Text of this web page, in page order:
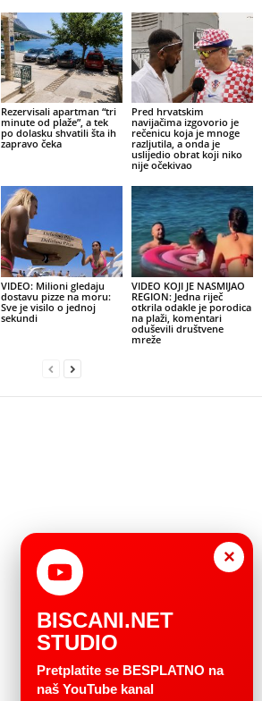
Rezervisali apartman “tri
minute od plaže”, a tek
po dolasku shvatili šta ih
zapravo čeka
Pred hrvatskim
navijačima izgovorio je
rečenicu koja je mnoge
razljutila, a onda je
uslijedio obrat koji niko
nije očekivao
VIDEO: Milioni gledaju
dostavu pizze na moru:
Sve je visilo o jednoj
sekundi
VIDEO KOJI JE NASMIJAO
REGION: Jedna riječ
otkrila odakle je porodica
na plaži, komentari
oduševili društvene
mreže
×
BISCANI.NET
STUDIO
Pretplatite se BESPLATNO na
naš YouTube kanal